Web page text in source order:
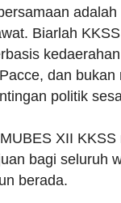
adalah
Biarlah
dan
politik
XII KKSS
bagi seluruh
berada.